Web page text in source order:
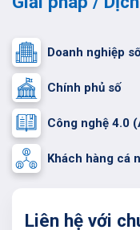
Doanh nghiệp số
Chính phủ số
Công nghệ 4.0
Khách hàng cá
Liên hệ với